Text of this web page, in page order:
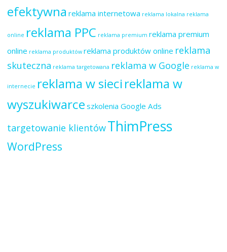
efektywna reklama internetowa reklama lokalna reklama
online reklama PPC reklama premium reklama premium
online reklama produktów reklama produktów online reklama
skuteczna reklama targetowana reklama w Google reklama w
internecie reklama w sieci reklama w
wyszukiwarce szkolenia Google Ads
targetowanie klientówThimPress
WordPress